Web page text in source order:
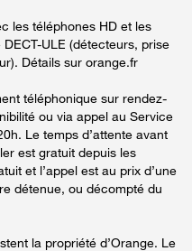
les téléphones HD et les
ULE (détecteurs, prise
Détails sur orange.fr
téléphonique sur rendez-
ou via appel au Service
Le temps d’attente avant
est gratuit depuis les
et l’appel est au prix d’une
détenue, ou décompté du
la propriété d’Orange. Le